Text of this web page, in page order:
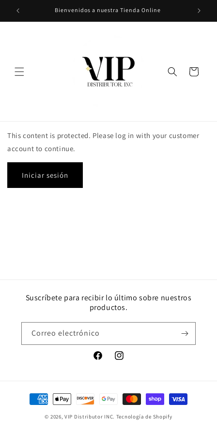
directamente
al contenido
Bienvenidos a nuestra Tienda Online
Carrito
This content is protected. Please log in with your customer
account to continue.
Iniciar sesión
Suscríbete para recibir lo último sobre nuestros
productos.
Correo electrónico
FacebookInstagram
Formas
de
© 2026,VIP Distributor INC. Tecnología de Shopify